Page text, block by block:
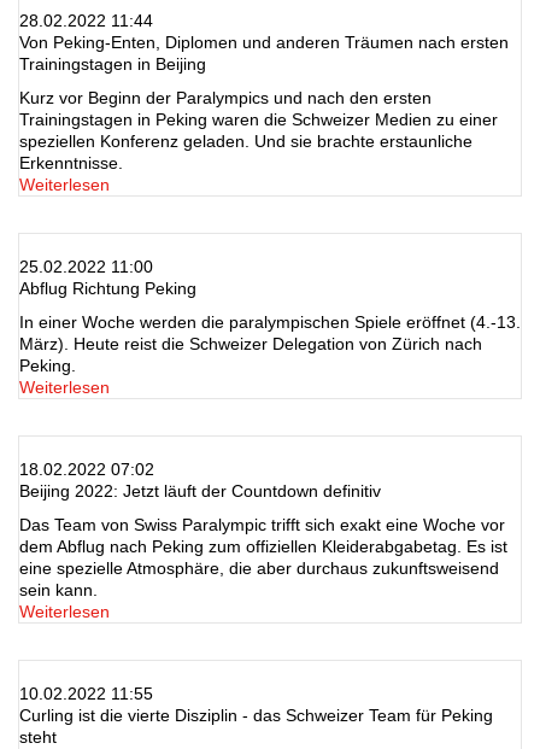
28.02.2022 11:44
Von Peking-Enten, Diplomen und anderen Träumen nach ersten
Trainingstagen in Beijing
Kurz vor Beginn der Paralympics und nach den ersten
Trainingstagen in Peking waren die Schweizer Medien zu einer
speziellen Konferenz geladen. Und sie brachte erstaunliche
Erkenntnisse.
Weiterlesen
25.02.2022 11:00
Abflug Richtung Peking
In einer Woche werden die paralympischen Spiele eröffnet (4.-13.
März). Heute reist die Schweizer Delegation von Zürich nach
Peking.
Weiterlesen
18.02.2022 07:02
Beijing 2022: Jetzt läuft der Countdown definitiv
Das Team von Swiss Paralympic trifft sich exakt eine Woche vor
dem Abflug nach Peking zum offiziellen Kleiderabgabetag. Es ist
eine spezielle Atmosphäre, die aber durchaus zukunftsweisend
sein kann.
Weiterlesen
10.02.2022 11:55
Curling ist die vierte Disziplin - das Schweizer Team für Peking
steht